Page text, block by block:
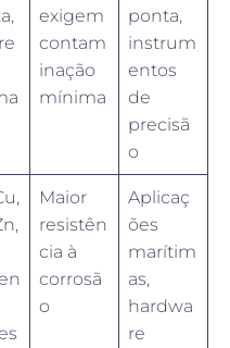
exigem
contam
inação
mínima
ponta,
instrum
entos
de
precisã
o
Maior
resistên
cia à
corrosã
o
Aplicaç
ões
marítim
as,
hardwa
re